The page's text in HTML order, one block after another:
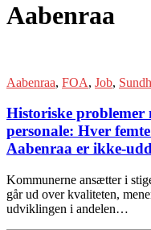
Aabenraa
Aabenraa, FOA, Job,
Historiske problemer
personale: Hver
Aabenraa er ikke-
Kommunerne ansætter i
går ud over kvaliteten,
udviklingen i andelen…